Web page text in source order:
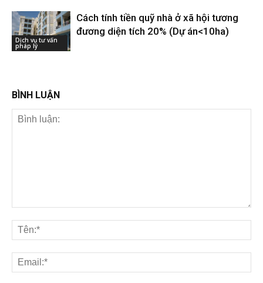
Dịch vụ tư vấn
pháp lý
Cách tính tiền quỹ nhà ở xã hội tương
đương diện tích 20% (Dự án<10ha)
BÌNH LUẬN